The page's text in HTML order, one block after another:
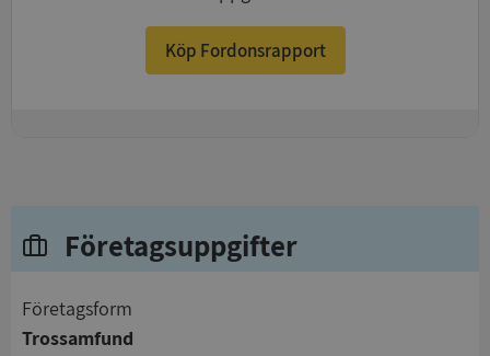
Köp Fordonsrapport
Företagsuppgifter
företagsform
Trossamfund